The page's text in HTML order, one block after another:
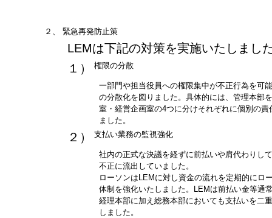
２、 緊急再発防止策
LEMは下記の対策を実施いたしまし
１）
権限の分散
一部門や担当役員への権限集中が不正行為を可
の分散化を図りました。具体的には、管理本部
室・経営企画室の4つに分けそれぞれに個別の
ました。
２） 支払い業務の監視強化
社内の正式な決議を経ずに前払いや肩代わりし
不正に流出していました。
ローソンはLEMに対し資金の流れを定期的にロ
体制を強化いたしました。LEMは前払い金等通
経理本部に加え総務本部においても支払いを二
しました。